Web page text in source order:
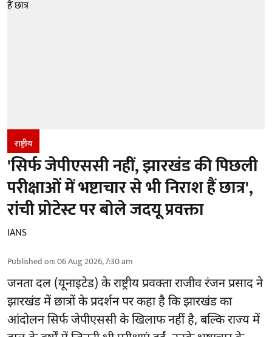
राष्ट्रीय
'सिर्फ जेपीएससी नहीं, झारखंड की पिछली
परीक्षाओं में भष्टाचार से भी निराश हैं छात्र',
रांची प्रोटेस्ट पर बोले जदयू प्रवक्ता
IANS
Published on:06 Aug 2026, 7:30 am
जनता दल (यूनाइटेड) के राष्ट्रीय प्रवक्ता राजीव रंजन प्रसाद ने
झारखंड में छात्रों के प्रदर्शन पर कहा है कि झारखंड का
आंदोलन सिर्फजेपीएससीके खिलाफ नहीं है, बल्कि राज्य में